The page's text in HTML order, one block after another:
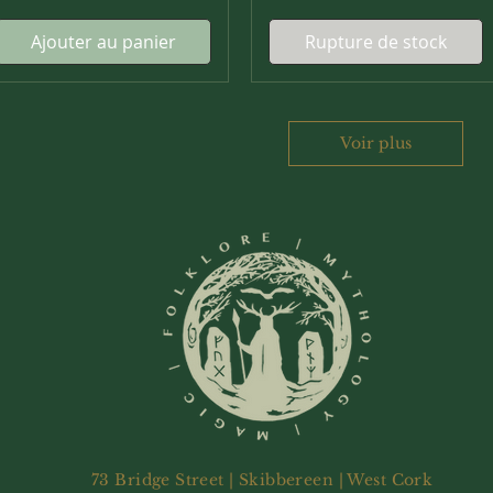
Ajouter au panier Rupture de stock
Voir plus
73 Bridge Street | Skibbereen | West Cork